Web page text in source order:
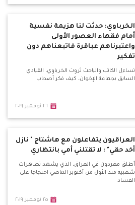
الخرباوي: حدثت لنا هزيمة نفسية
أمام فقهاء العصور الأولى
واعتبرناهم عباقرة فاتبعناهم دون
تفكير
تساءل الكاتب والباحث ثروت الخرباوي، القيادي
السابق بجماعة الإخوان، كيف فكر أصحاب
٢٦ نوفمبر ٢٠١٩
العراقيون يتفاعلون مع هاشتاج " نازل
أخد حقي" : لا تقتلني أمي بانتظاري
أطلق مغردون في العراق، الذي يشهد تظاهرات
شعبية منذ الأول من أكتوبر الماضي احتجاجا على
الفساد
٢٥ نوفمبر ٢٠١٩